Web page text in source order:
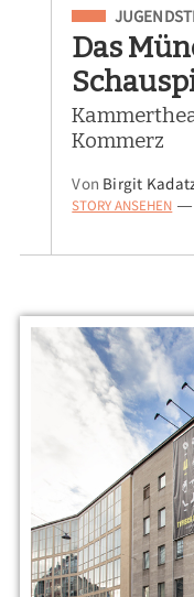
Eingeordnet
Das
Kommerz
Von Birgit
STORY ANSEHEN —